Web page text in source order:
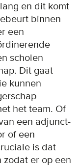
en dit komt
binnen
een
scholen
Dit gaat
kunnen
het team. Of
een adjunct-
of een
is dat
zodat er op een